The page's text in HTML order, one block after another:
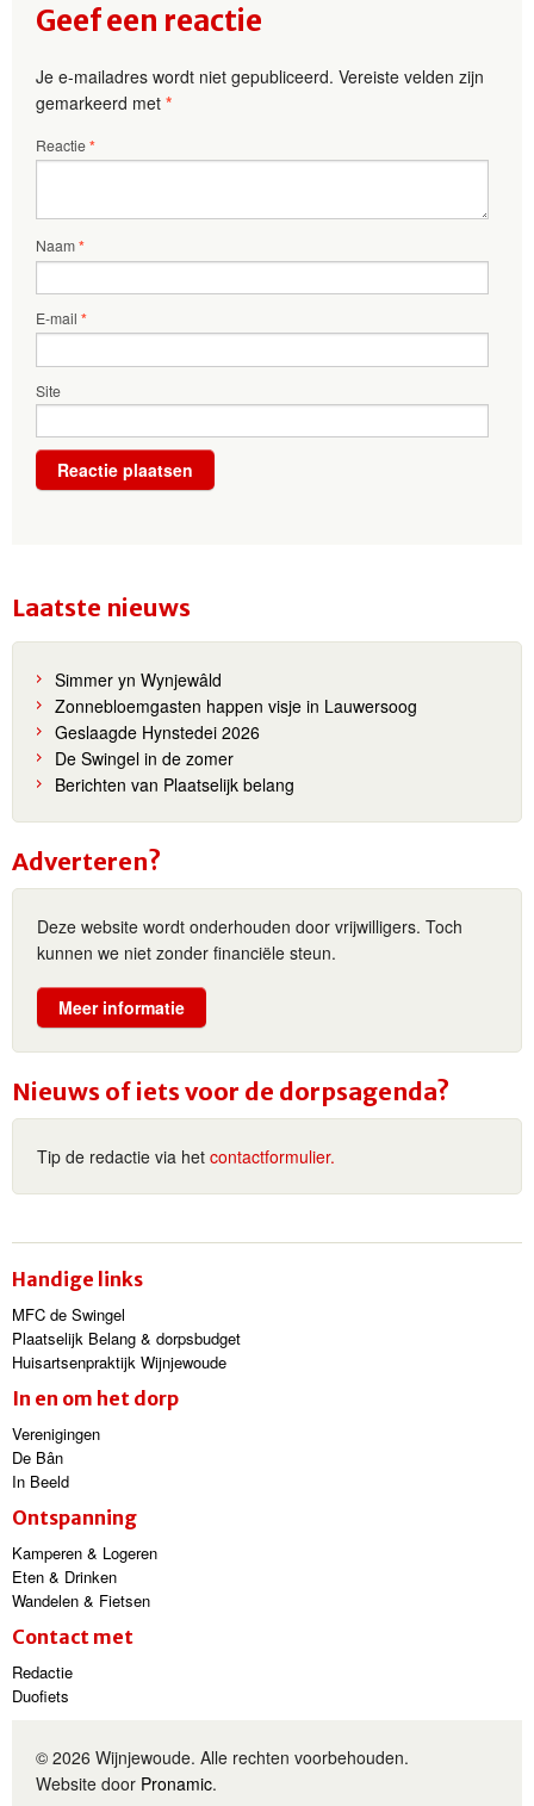
Geef een reactie
Je e-mailadres wordt niet gepubliceerd. Vereiste velden zijn
gemarkeerd met *
Reactie*
Naam*
E-mail *
Site
Laatste nieuws
Simmer yn Wynjewâld
Zonnebloemgasten happen visje in Lauwersoog
Geslaagde Hynstedei 2026
De Swingel in de zomer
Berichten van Plaatselijk belang
Adverteren?
Deze website wordt onderhouden door vrijwilligers. Toch
kunnen we niet zonder financiële steun.
Meer informatie
Nieuws of iets voor de dorpsagenda?
Tip de redactie via het contactformulier.
Handige links
MFC de Swingel
Plaatselijk Belang & dorpsbudget
Huisartsenpraktijk Wijnjewoude
In en om het dorp
Verenigingen
De Bân
In Beeld
Ontspanning
Kamperen & Logeren
Eten & Drinken
Wandelen & Fietsen
Contact met
Redactie
Duofiets
© 2026 Wijnjewoude. Alle rechten voorbehouden.
Website door Pronamic.